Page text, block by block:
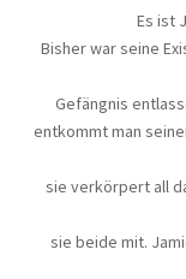
Es ist
Bisher war seine
Gefängnis
entkommt man
sie verkörpert all
sie beide mit.